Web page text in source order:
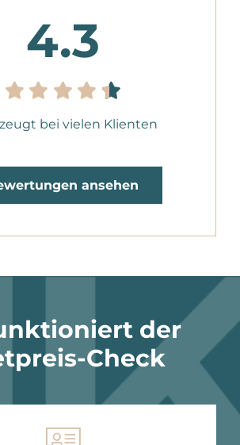
4.3
bei vielen Klienten
ansehen
der
Check